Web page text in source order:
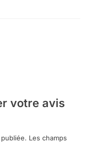
votre avis
Les champs